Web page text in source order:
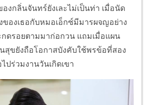
งกลิ่นจันทร์ยังเละไม่เป็นท่า เมื่อนัด
ของเธอกับหมอเอ็กซ์มีมารผจญอย่าง
ดรอยตามมาก่อกวน แถมเมื่อแผน
สุขยังถือโอกาสบังคับใช้พรข้อที่สอง
ปร่วมงานวันเกิดเขา